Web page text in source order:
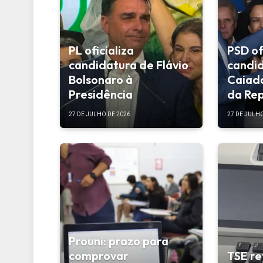
PL oficializa
candidatura de Flávio
Bolsonaro à
Presidência
27 DE JULHO DE 2026
PSD
da
27 DE
Prouni: prazo para
comprovar
TSE